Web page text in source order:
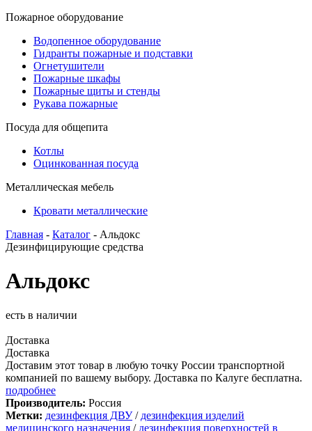
Пожарное оборудование
Водопенное оборудование
Гидранты пожарные и подставки
Огнетушители
Пожарные шкафы
Пожарные щиты и стенды
Рукава пожарные
Посуда для общепита
Котлы
Оцинкованная посуда
Металлическая мебель
Кровати металлические
Главная - Каталог - Альдокс
Дезинфицирующие средства
Альдокс
есть в наличии
Доставка
Доставка
Доставим этот товар в любую точку России транспортной
компанией по вашему выбору. Доставка по Калуге бесплатна.
подробнее
Производитель: Россия
Метки: дезинфекция ДВУ/ дезинфекция изделий
медицинского назначения / дезинфекция поверхностей в